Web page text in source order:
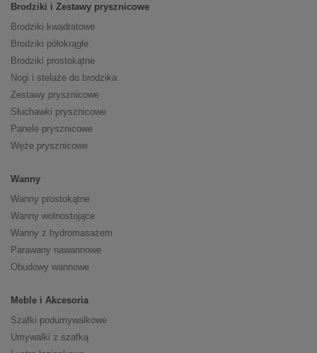
Brodziki i Zestawy prysznicowe
Brodziki kwadratowe
Brodziki półokrągłe
Brodziki prostokątne
Nogi i stelaże do brodzika
Zestawy prysznicowe
Słuchawki prysznicowe
Panele prysznicowe
Węże prysznicowe
Wanny
Wanny prostokątne
Wanny wolnostojące
Wanny z hydromasażem
Parawany nawannowe
Obudowy wannowe
Meble i Akcesoria
Szafki podumywalkowe
Umywalki z szafką